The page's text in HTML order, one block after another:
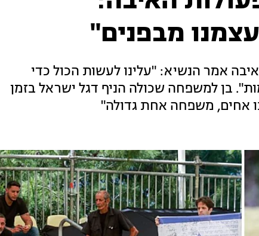
מבפנים"
אמר הנשיא: "עלינו לעשות הכול כדי
בן למשפחה שכולה הניף דגל ישראל בזמן
אחים, משפחה אחת גדולה"